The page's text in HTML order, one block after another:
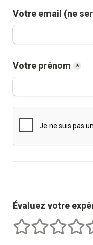
Votre email (ne
Votre prénom *
Évaluez votre
1 étoiles2 étoiles3 étoiles
4